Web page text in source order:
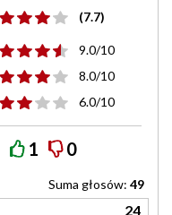
(7.7)
9.0/10
8.0/10
6.0/10
1 0
Suma głosów: 49
24